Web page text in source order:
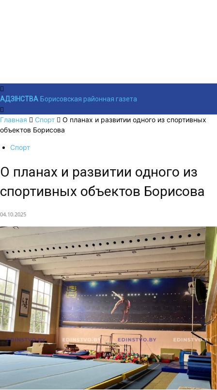
АДЗIНСТВА Борисовская районная газета
Главная Спорт
О планах и развитии одного из спортивных
объектов Борисова
Спорт
О планах и развитии одного из
спортивных объектов Борисова
04.10.2025